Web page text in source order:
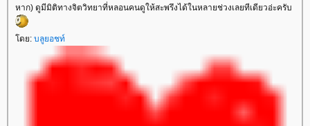
หาก) ดูมีมิติทางจิตวิทยาที่หลอนคนดูให้สะพรึงได้ในหลายช่วงเลยทีเดียวอ่ะครับ
ดย: บลูยอชท์